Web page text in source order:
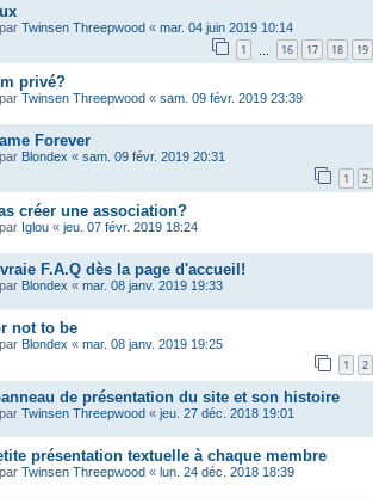
Twinsen Threepwood « mar. 04 juin 2019 10:14
1 16 17 18 19
privé?
Twinsen Threepwood « sam. 09 févr. 2019 23:39
Forever
Blondex « sam. 09 févr. 2019 20:31
1 2
créer une association?
Iglou « jeu. 07 févr. 2019 18:24
F.A.Q dès la page d'accueil!
Blondex « mar. 08 janv. 2019 19:33
not to be
Blondex « mar. 08 janv. 2019 19:25
1 2
de présentation du site et son histoire
Twinsen Threepwood « jeu. 27 déc. 2018 19:01
présentation textuelle à chaque membre
Twinsen Threepwood « lun. 24 déc. 2018 18:39